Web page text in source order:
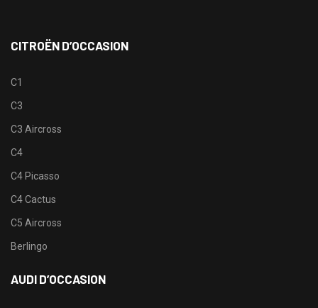
CITROËN D’OCCASION
C1
C3
C3 Aircross
C4
C4 Picasso
C4 Cactus
C5 Aircross
Berlingo
AUDI D’OCCASION